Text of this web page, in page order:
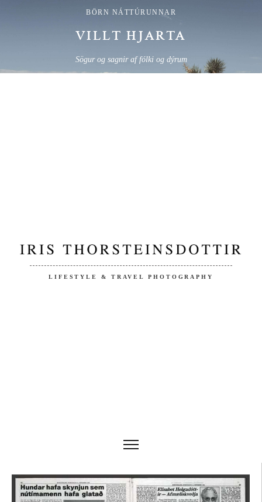
BÖRN NÁTTÚRUNNAR
VILLT HJARTA
Sögur og sagnir af fólki og dýrum
LIFESTYLE & TRAVEL PHOTOGRAPHY